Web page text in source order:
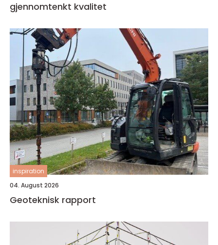
gjennomtenkt kvalitet
inspiration
04. August 2026
Geoteknisk rapport